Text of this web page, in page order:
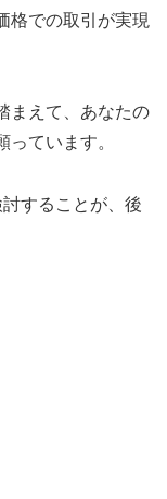
格での取引が実現
まえて、あなたの
ています。
することが、後